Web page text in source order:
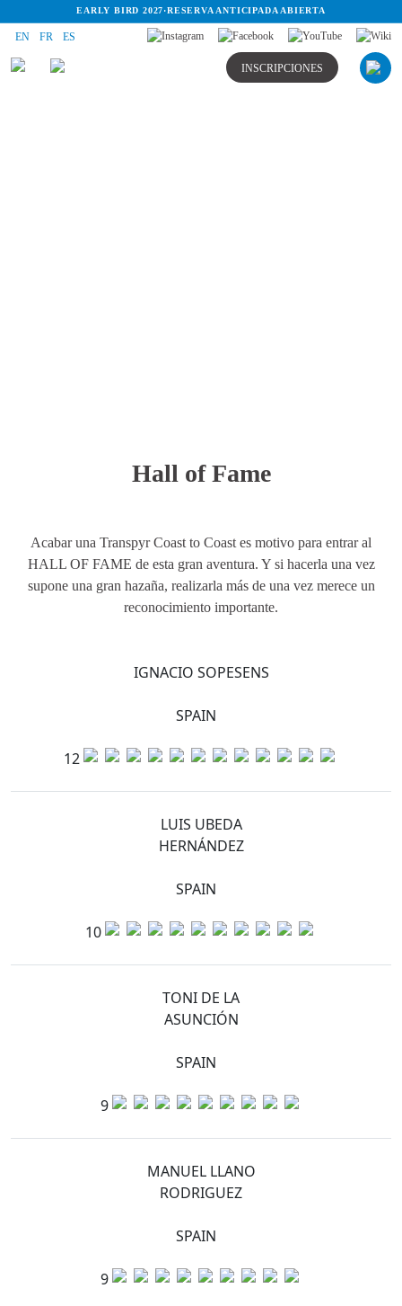
EARLY BIRD 2027·RESERVA ANTICIPADA ABIERTA
EN FR ES
INSCRIPCIONES
Hall of Fame
Acabar una Transpyr Coast to Coast es motivo para entrar al
HALL OF FAME de esta gran aventura. Y si hacerla una vez
supone una gran hazaña, realizarla más de una vez merece un
reconocimiento importante.
IGNACIO SOPESENS
SPAIN
12
LUIS UBEDA
HERNÁNDEZ
SPAIN
10
TONI DE LA
ASUNCIÓN
SPAIN
9
MANUEL LLANO
RODRIGUEZ
SPAIN
9